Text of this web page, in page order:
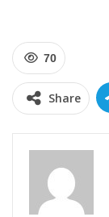
70
Share